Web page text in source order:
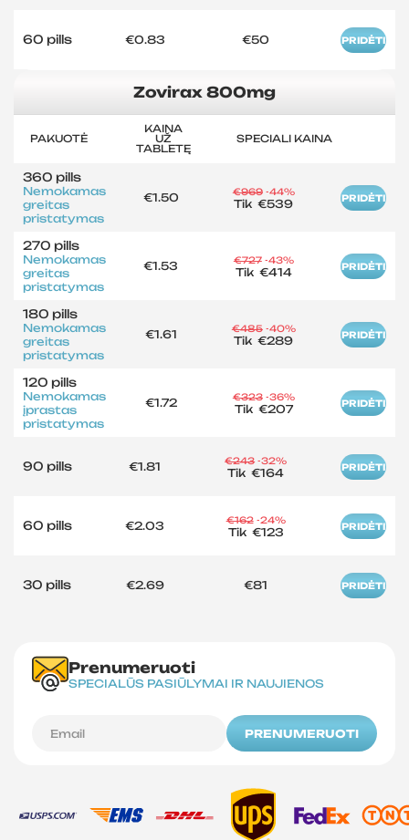
60 pills €0.83 €50 PRIDĖTI
Zovirax 800mg
PAKUOTĖ
KAINA
UŽ
TABLETĘ
SPECIALI KAINA
360 pills
Nemokamas
greitas
pristatymas
€1.50 €969 -44%
Tik€539 PRIDĖTI
270 pills
Nemokamas
greitas
pristatymas
€1.53 €727 -43%
Tik €414 PRIDĖTI
180 pills
Nemokamas
greitas
pristatymas
€1.61 €485 -40%
Tik€289 PRIDĖTI
120 pills
Nemokamas
įprastas
pristatymas
€1.72 €323 -36%
Tik €207 PRIDĖTI
90 pills €1.81 €243 -32%
Tik€164 PRIDĖTI
60 pills €2.03 €162 -24%
Tik €123 PRIDĖTI
30 pills €2.69 €81 PRIDĖTI
Prenumeruoti
SPECIALŪS PASIŪLYMAI IR NAUJIENOS
PRENUMERUOTI